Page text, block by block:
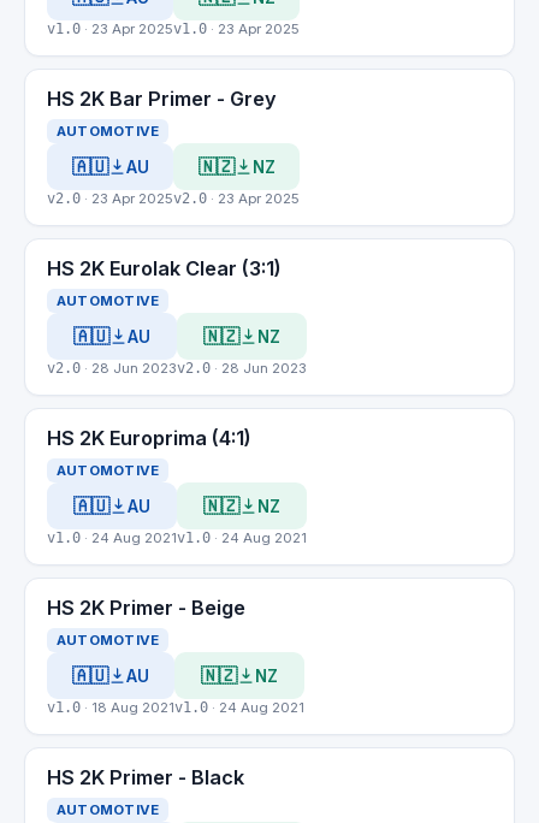
v1.0 · 23 Apr 2025v1.0 · 23 Apr 2025
HS 2K Bar Primer - Grey
AUTOMOTIVE
🇦🇺 AU
v2.0 · 23 Apr 2025
🇳🇿 NZ
v2.0 · 23 Apr 2025
HS 2K Eurolak Clear (3:1)
AUTOMOTIVE
🇦🇺 AU
v2.0 · 28 Jun 2023
🇳🇿 NZ
v2.0 · 28 Jun 2023
HS 2K Europrima (4:1)
AUTOMOTIVE
🇦🇺 AU
v1.0 · 24 Aug 2021
🇳🇿 NZ
v1.0 · 24 Aug 2021
HS 2K Primer - Beige
AUTOMOTIVE
🇦🇺 AU
v1.0 · 18 Aug 2021
🇳🇿 NZ
v1.0 · 24 Aug 2021
HS 2K Primer - Black
AUTOMOTIVE